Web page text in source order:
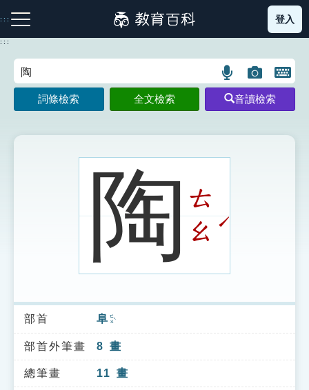
到
主
:::
注音索引圖示 筆畫索引圖示 部首索引表圖示
索引選單
知識索引
單字索引
登入
:::
語
言
搜
示
圖
片
搜
開
鍵
圖
詞條檢索 全文檢索 音讀檢索
陶ㄊ
ㄠˊ
部首 阜 ㄈㄨˋ
部首外筆畫 8 畫
總筆畫 11 畫